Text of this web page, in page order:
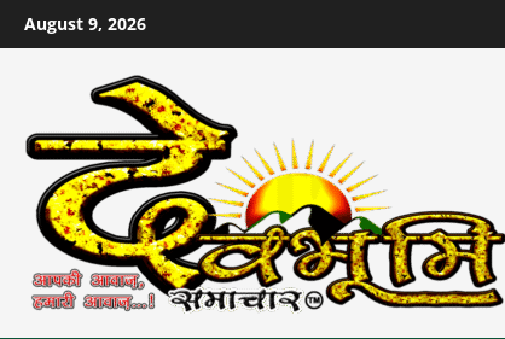
Skip
to
August 9, 2026